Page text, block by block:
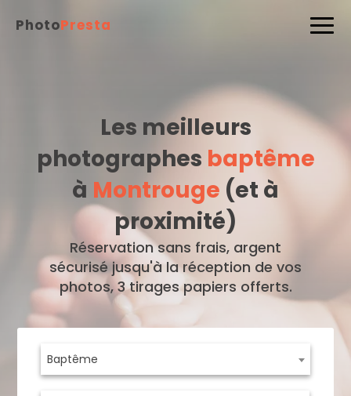
PhotoPresta
Les meilleurs
photographes baptême
à Montrouge (et à
proximité)
Réservation sans frais, argent
sécurisé jusqu'à la réception de vos
photos, 3 tirages papiers offerts.
Baptême